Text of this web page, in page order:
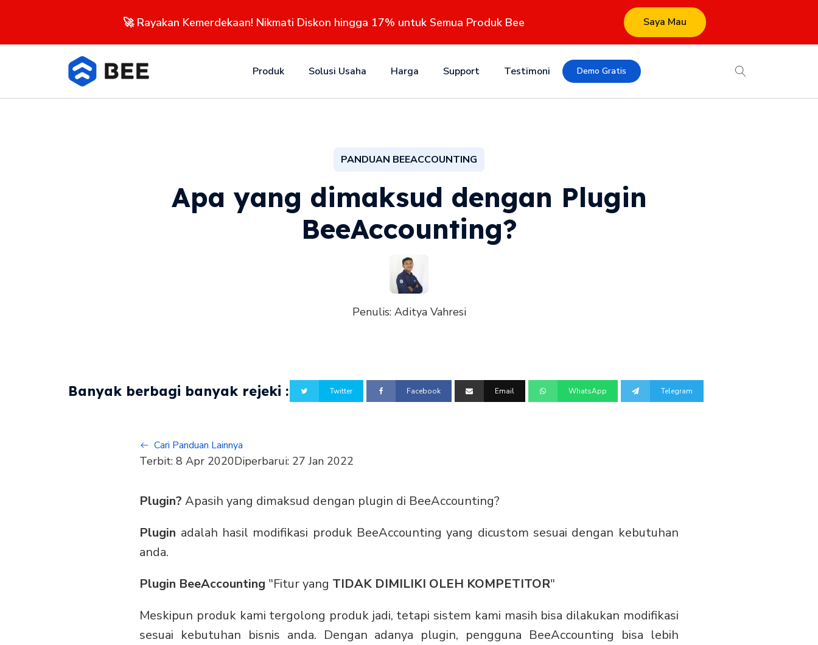
🚀 Rayakan Kemerdekaan! Nikmati Diskon hingga 17% untuk Semua Produk Bee Saya Mau
Produk Solusi Usaha Harga Support Testimoni Demo Gratis
PANDUAN BEEACCOUNTING
Apa yang dimaksud dengan Plugin
BeeAccounting?
Penulis: Aditya Vahresi
Banyak berbagi banyak rejeki : Twitter Facebook Email WhatsApp Telegram
Cari Panduan Lainnya
Terbit:8 Apr 2020Diperbarui: 27 Jan 2022
Plugin? Apasih yang dimaksud dengan plugin di BeeAccounting?
Plugin adalah hasil modifikasi produk BeeAccounting yang dicustom sesuai dengan kebutuhan
anda.
Plugin BeeAccounting "Fitur yang TIDAK DIMILIKI OLEH KOMPETITOR"
Meskipun produk kami tergolong produk jadi, tetapi sistem kami masih bisa dilakukan modifikasi
sesuai kebutuhan bisnis anda. Dengan adanya plugin, pengguna BeeAccounting bisa lebih